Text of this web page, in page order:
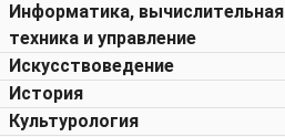
Информатика, вычислительная
техника и управление
Искусствоведение
История
Культурология